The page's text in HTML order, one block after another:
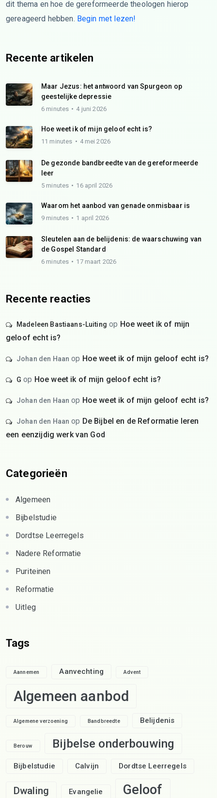
dit thema en hoe de gereformeerde theologen hierop
gereageerd hebben. Begin met lezen!
Recente artikelen
Maar Jezus: het antwoord van Spurgeon op
geestelijke depressie
6 minutes 4 juni 2026
Hoe weet ik of mijn geloof echt is?
11 minutes 4 mei 2026
De gezonde bandbreedte van de gereformeerde
leer
5 minutes 16 april 2026
Waarom het aanbod van genade onmisbaar is
9 minutes 1 april 2026
Sleutelen aan de belijdenis: de waarschuwing van
de Gospel Standard
6 minutes 17 maart 2026
Recente reacties
Madeleen Bastiaans-Luiting op Hoe weet ik of mijn
geloof echt is?
Johan den Haan op Hoe weet ik of mijn geloof echt is?
G op Hoe weet ik of mijn geloof echt is?
Johan den Haan op Hoe weet ik of mijn geloof echt is?
Johan den Haan op De Bijbel en de Reformatie leren
een eenzijdig werk van God
Categorieën
Algemeen
Bijbelstudie
Dordtse Leerregels
Nadere Reformatie
Puriteinen
Reformatie
Uitleg
Tags
Aannemen Aanvechting Advent
Algemeen aanbod
Algemene verzoening Bandbreedte Belijdenis
Berouw Bijbelse onderbouwing
Bijbelstudie Calvijn Dordtse Leerregels
Dwaling Evangelie Geloof